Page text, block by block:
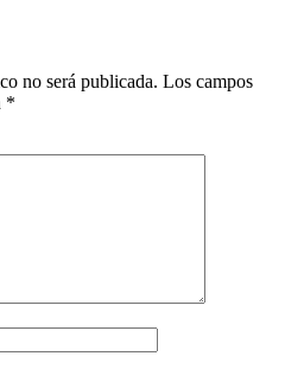
no será publicada. Los campos
*